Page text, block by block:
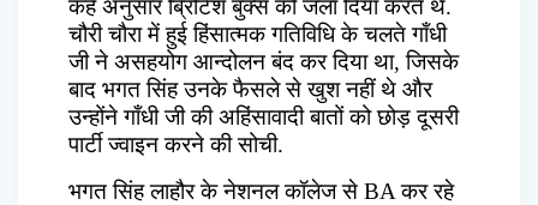
कहे अनुसार ब्रिटिश बुक्स को जला दिया करते थे.
चौरी चौरा में हुई हिंसात्मक गतिविधि के चलते गाँधी
जी ने असहयोग आन्दोलन बंद कर दिया था, जिसके
बाद भगत सिंह उनके फैसले से खुश नहीं थे और
उन्होंने गाँधी जी की अहिंसावादी बातों को छोड़ दूसरी
पार्टी ज्वाइन करने की सोची.
भगत सिंह लाहौर के नेशनल कॉलेज से BA कर रहे